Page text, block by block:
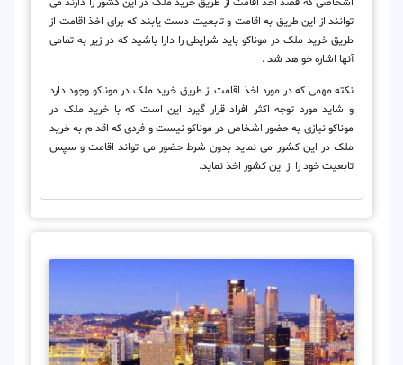
توانند از این طریق به اقامت و تابعیت دست یابند که برای اخذ اقامت از
طریق خرید ملک در موناکو باید شرایطی را دارا باشید که در زیر به تمامی
آنها اشاره خواهد شد .
نکته مهمی که در مورد اخذ اقامت از طریق خرید ملک در موناکو وجود دارد
و شاید مورد توجه اکثر افراد قرار گیرد این است که با خرید ملک در
موناکو نیازی به حضور اشخاص در موناکو نیست و فردی که اقدام به خرید
ملک در این کشور می نماید بدون شرط حضور می تواند اقامت و سپس
تابعیت خود را از این کشور اخذ نماید.